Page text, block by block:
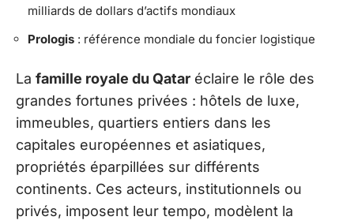
milliards de dollars d’actifs mondiaux
Prologis : référence mondiale du foncier logistique
La famille royale du Qatar éclaire le rôle des
grandes fortunes privées : hôtels de luxe,
immeubles, quartiers entiers dans les
capitales européennes et asiatiques,
propriétés éparpillées sur différents
continents. Ces acteurs, institutionnels ou
privés, imposent leur tempo, modèlent la